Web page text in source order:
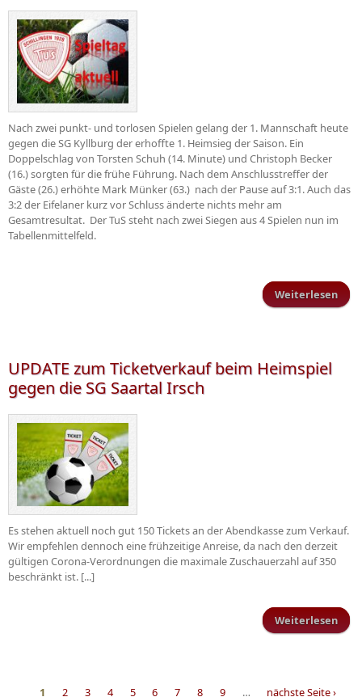
Nach zwei punkt- und torlosen Spielen gelang der 1. Mannschaft heute
gegen die SG Kyllburg der erhoffte 1. Heimsieg der Saison. Ein
Doppelschlag von Torsten Schuh (14. Minute) und Christoph Becker
(16.) sorgten für die frühe Führung. Nach dem Anschlusstreffer der
Gäste (26.) erhöhte Mark Münker (63.) nach der Pause auf 3:1. Auch das
3:2 der Eifelaner kurz vor Schluss änderte nichts mehr am
Gesamtresultat. Der TuS steht nach zwei Siegen aus 4 Spielen nun im
Tabellenmittelfeld.
Weiterlesen
UPDATE zum Ticketverkauf beim Heimspiel
gegen die SG Saartal Irsch
Es stehen aktuell noch gut 150 Tickets an der Abendkasse zum Verkauf.
Wir empfehlen dennoch eine frühzeitige Anreise, da nach den derzeit
gültigen Corona-Verordnungen die maximale Zuschauerzahl auf 350
beschränkt ist. [...]
Weiterlesen
1 2 3 4 5 6 7 8 9 …
nächste Seite ›